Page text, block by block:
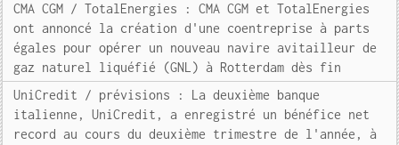
CMA CGM / TotalEnergies : CMA CGM et TotalEnergies
ont annoncé la création d'une coentreprise à parts
égales pour opérer un nouveau navire avitailleur de
gaz naturel liquéfié (GNL) à Rotterdam dès fin
UniCredit / prévisions : La deuxième banque
italienne, UniCredit, a enregistré un bénéfice net
record au cours du deuxième trimestre de l'année, à